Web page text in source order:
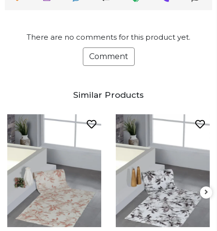
There are no comments for this product yet.
Comment
Similar Products